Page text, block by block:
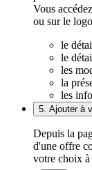
Vous
ou sur le
le
le
les
la
les
5. Ajouter à
Depuis la
d'une offre
votre choix